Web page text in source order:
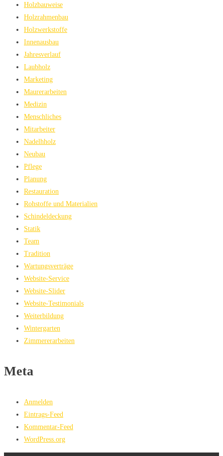
Holzbauweise
Holzrahmenbau
Holzwerkstoffe
Innenausbau
Jahresverlauf
Laubholz
Marketing
Maurerarbeiten
Medizin
Menschliches
Mitarbeiter
Nadelhholz
Neubau
Pflege
Planung
Restauration
Rohstoffe und Materialien
Schindeldeckung
Statik
Team
Tradition
Wartungsverträge
Website-Service
Website-Slider
Website-Testimonials
Weiterbildung
Wintergarten
Zimmererarbeiten
Meta
Anmelden
Eintrags-Feed
Kommentar-Feed
WordPress.org